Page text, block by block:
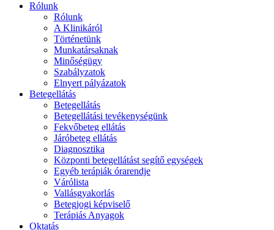
Rólunk
Rólunk
A Klinikáról
Történetünk
Munkatársaknak
Minőségügy
Szabályzatok
Elnyert pályázatok
Betegellátás
Betegellátás
Betegellátási tevékenységünk
Fekvőbeteg ellátás
Járóbeteg ellátás
Diagnosztika
Központi betegellátást segítő egységek
Egyéb terápiák órarendje
Várólista
Vallásgyakorlás
Betegjogi képviselő
Terápiás Anyagok
Oktatás